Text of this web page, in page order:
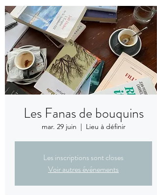
Les Fanas de bouquins
mar. 29 juin
  |
Lieu à définir
Les inscriptions sont closes
Voir autres événements